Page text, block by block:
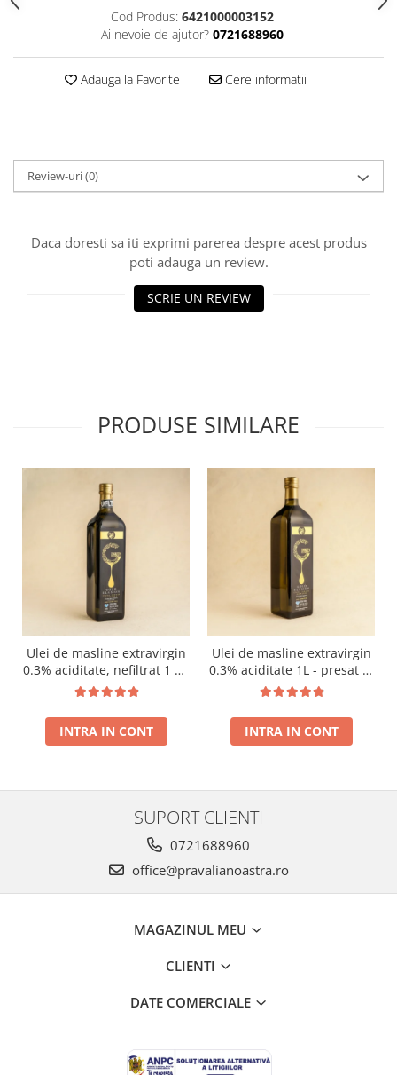
Cod Produs: 6421000003152
Ai nevoie de ajutor? 0721688960
Adauga la Favorite Cere informatii
Review-uri(0)
Daca doresti sa iti exprimi parerea despre acest produs
poti adauga un review.
SCRIE UN REVIEW
PRODUSE SIMILARE
Ulei de masline extravirgin
0.3% aciditate, nefiltrat 1 L -
presat la rece RECOLTA
INTRA IN CONT
Ulei de masline extravirgin
0.3% aciditate 1L - presat la
rece RECOLTA NOUA
INTRA IN CONT
SUPORT CLIENTI
0721688960
office@pravalianoastra.ro
MAGAZINUL MEU
CLIENTI
DATE COMERCIALE